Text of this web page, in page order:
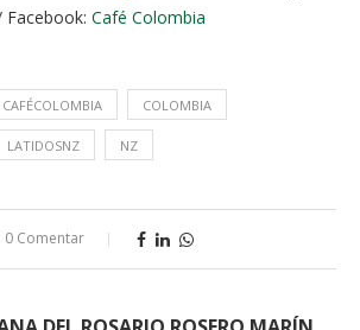
Facebook: Café Colombia
CAFÉCOLOMBIA COLOMBIA
LATIDOSNZ NZ
0 Comentar